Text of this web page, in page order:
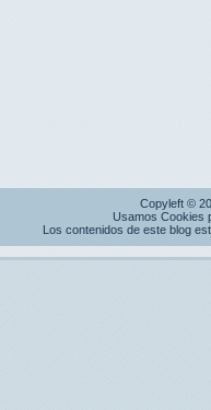
Copyleft ©
Usamos Cookies
Los contenidos de este blog